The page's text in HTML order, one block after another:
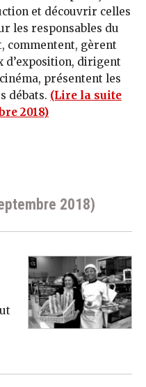
et découvrir celles
les responsables du
commentent, gèrent
d’exposition, dirigent
présentent les
débats. (Lire la suite
2018)
2018)